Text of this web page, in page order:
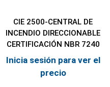
CIE 2500-CENTRAL DE
INCENDIO DIRECCIONABLE
CERTIFICACIÓN NBR 7240
Inicia sesión para ver el
precio